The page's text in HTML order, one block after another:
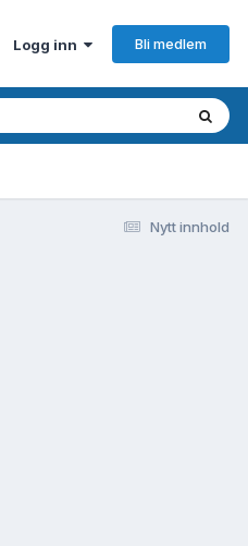
Logg inn Bli medlem
Nytt innhold